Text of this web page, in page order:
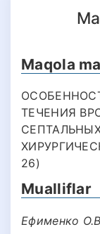
Maqola
ТЕЧЕНИЯ
26)
Mualliflar
Ефименко